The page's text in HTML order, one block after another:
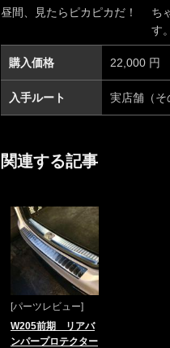
昼間、見たらピカピカだ！
ち
す。
購入価格 22,000 円
入手ルート 実店舗（
関連する記事
[パーツレビュー]
W205前期 リアバ
ンパープロテクター